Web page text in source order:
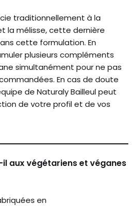
traditionnellement à la
la mélisse, cette dernière
cette formulation. En
plusieurs compléments
simultanément pour ne pas
En cas de doute
de Naturaly Bailleul peut
de votre profil et de vos
aux végétariens et véganes
en